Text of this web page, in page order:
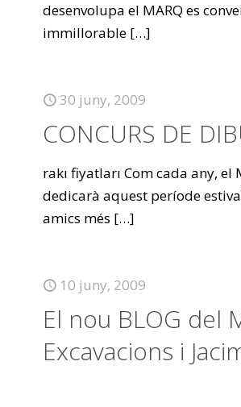
desenvolupa el MARQ es
immillorable […]
30 juny, 2009
CONCURS DE
rakı fiyatları Com cada any, el
dedicarà aquest període
amics més […]
10 juny, 2009
El nou BLOG del
Excavacions i